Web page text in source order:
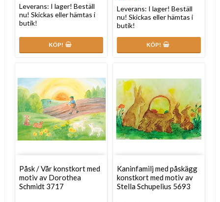
Leverans: I lager! Beställ
nu! Skickas eller hämtas i
butik!
KÖP!
Leverans: I lager! Beställ
nu! Skickas eller hämtas i
butik!
KÖP!
Påsk / Vår konstkort med
motiv av Dorothea
Schmidt 3717
Kaninfamilj med påskägg
konstkort med motiv av
Stella Schupelius 5693